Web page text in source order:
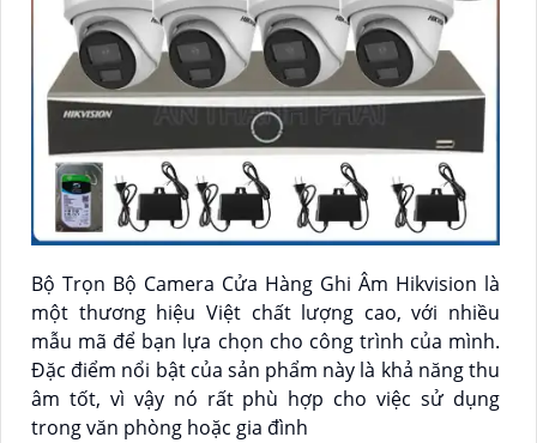
Bộ Trọn Bộ Camera Cửa Hàng Ghi Âm Hikvision là
một thương hiệu Việt chất lượng cao, với nhiều
mẫu mã để bạn lựa chọn cho công trình của mình.
Đặc điểm nổi bật của sản phẩm này là khả năng thu
âm tốt, vì vậy nó rất phù hợp cho việc sử dụng
trong văn phòng hoặc gia đình